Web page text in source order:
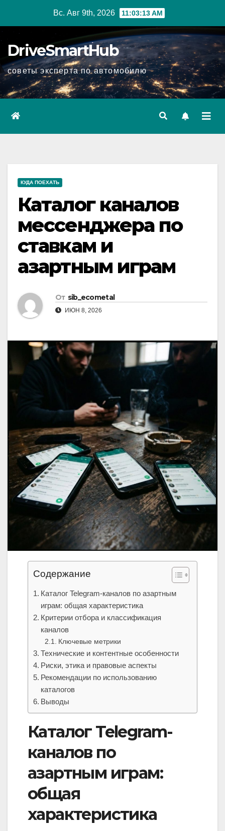
Вс. Авг 9th, 2026 11:03:14 AM
DriveSmartHub
советы эксперта по автомобилю
КУДА ПОЕХАТЬ
Каталог каналов
мессенджера по
ставкам и
азартным играм
От sib_ecometal
ИЮН 8, 2026
Содержание
Каталог Telegram-каналов по азартным
играм: общая характеристика
Критерии отбора и классификация
каналов
Ключевые метрики
Технические и контентные особенности
Риски, этика и правовые аспекты
Рекомендации по использованию
каталогов
Выводы
Каталог Telegram-
каналов по
азартным играм:
общая
характеристика